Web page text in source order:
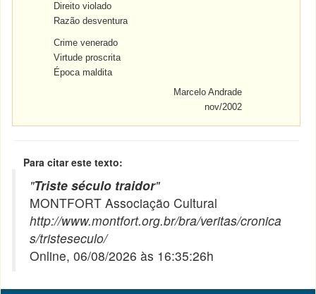
Direito violado
Razão desventura
Crime venerado
Virtude proscrita
Época maldita
Marcelo Andrade
nov/2002
Para citar este texto:
"Triste século traidor"
MONTFORT Associação Cultural
http://www.montfort.org.br/bra/veritas/cronica
s/tristeseculo/
Online, 06/08/2026 às 16:35:26h